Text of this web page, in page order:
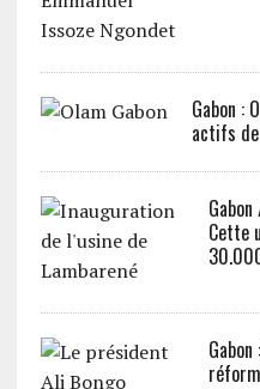
Gabon :
actifs de
Cette